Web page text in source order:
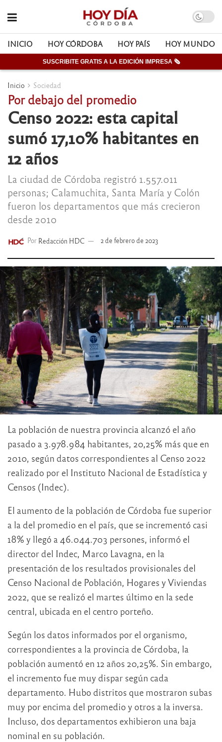
INICIO HOY CÓRDOBA HOY PAÍS HOY MUNDO
SUSCRIBITE GRATIS A LA EDICIÓN IMPRESA 🗞
Inicio Sociedad
Por debajo del promedio
Censo 2022: esta capital
sumó 17,10% habitantes en
12 años
La ciudad de Córdoba registró 1.557.011
personas; Calamuchita, Santa María y Colón
fueron los departamentos que más crecieron
desde 2010
Por Redacción HDC 2 de febrero de 2023
La población de nuestra provincia alcanzó el año
pasado a 3.978.984 habitantes, 20,25% más que en
2010, según datos correspondientes al Censo 2022
realizado por el Instituto Nacional de Estadística y
Censos (Indec).
El aumento de la población de Córdoba fue superior
a la del promedio en el país, que se incrementó casi
18% y llegó a 46.044.703 persones, informó el
director del Indec, Marco Lavagna, en la
presentación de los resultados provisionales del
Censo Nacional de Población, Hogares y Viviendas
2022, que se realizó el martes último en la sede
central, ubicada en el centro porteño.
Según los datos informados por el organismo,
correspondientes a la provincia de Córdoba, la
población aumentó en 12 años 20,25%. Sin embargo,
el incremento fue muy dispar según cada
departamento. Hubo distritos que mostraron subas
muy por encima del promedio y otros a la inversa.
Incluso, dos departamentos exhibieron una baja
nominal en su población.